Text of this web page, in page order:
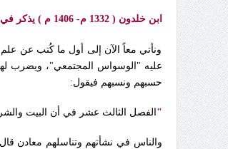
ابن خلدون ( 1332 م- 1406 م ) يذكر في مقدمته أنواعاً جديدة من الوسواس
ونأتي معاً الآن إلى أول ما كُتب عن
عليه "الوسواس المجتمعي"، ويضرب
حسبهم ونسبهم فيقول:
" الفصل الثالث عشر في أن البيت
والناس في نشأتهم وتناسلهم معادن